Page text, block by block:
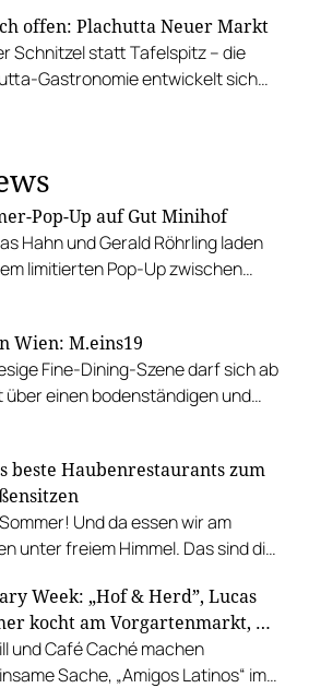
Fine Dining und Bar.
offen: Plachutta Neuer Markt
Schnitzel statt Tafelspitz – die
Gastronomie entwickelt sich
Pop-Up auf Gut Minihof
Hahn und Gerald Röhrling laden
limitierten Pop-Up zwischen
Wien: M.eins19
Fine-Dining-Szene darf sich ab
einen bodenständigen und
beste Haubenrestaurants zum
Und da essen wir am
unter freiem Himmel. Das sind die
Week: „Hof & Herd”, Lucas
kocht am Vorgartenmarkt, …
und Café Caché machen
Sache, „Amigos Latinos“ im